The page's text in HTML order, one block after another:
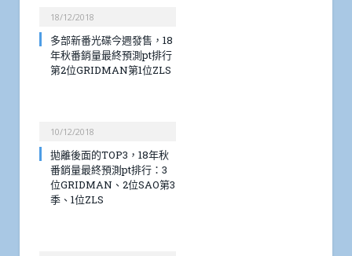
18/12/2018
多部新番光碟今週發售，18
年秋番銷量最終預測pt排行
第2位GRIDMAN第1位ZLS
10/12/2018
拋離後面的TOP3，18年秋
番銷量最終預測pt排行：3
位GRIDMAN、2位SAO第3
季、1位ZLS